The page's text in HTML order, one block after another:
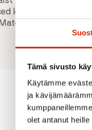
Tämä sivusto
Käytämme
ja
olet antanut
leg endings
100%